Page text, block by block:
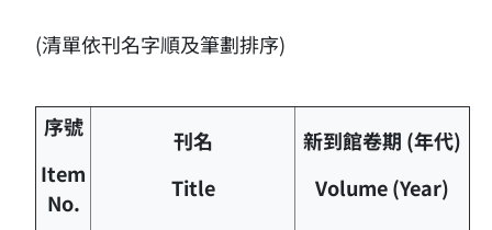
(清單依刊名字順及筆劃排序)
序號
Item
No.
刊名
Title
新到館卷期 (年代)
Volume (Year)